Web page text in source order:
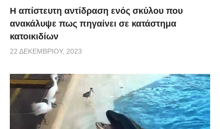
Η απίστευτη αντίδραση ενός σκύλου που
ανακάλυψε πως πηγαίνει σε κατάστημα
κατοικιδίων
22 ΔΕΚΕΜΒΡΊΟΥ, 2023